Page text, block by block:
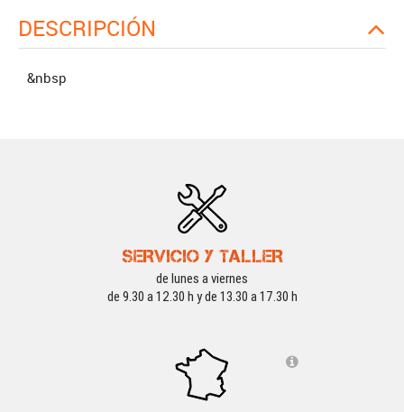
DESCRIPCIÓN
&nbsp
SERVICIO Y TALLER
de lunes a viernes
de 9.30 a 12.30 h y de 13.30 a 17.30 h